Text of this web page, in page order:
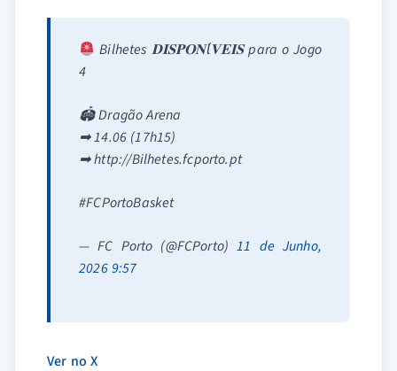
Bilhetes 𝐃𝐈𝐒𝐏𝐎𝐍Ɩ́𝐕𝐄𝐈𝐒 para o Jogo
4
🏟 Dragão Arena
➡ 14.06 (17h15)
➡ http://Bilhetes.fcporto.pt
#FCPortoBasket
— FC Porto (@FCPorto)11 de Junho,
2026 9:57
Ver no X